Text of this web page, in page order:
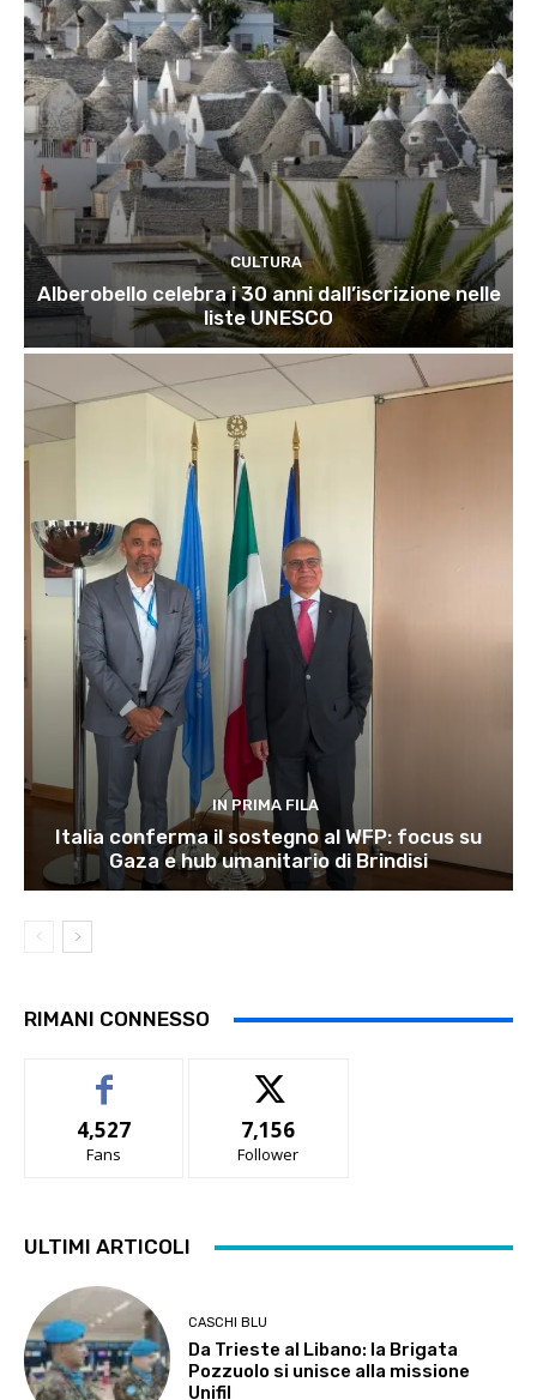
CULTURA
Alberobello celebra i 30 anni dall’iscrizione nelle
liste UNESCO
IN PRIMA FILA
Italia conferma il sostegno al WFP: focus su
Gaza e hub umanitario di Brindisi
RIMANI CONNESSO
4,527
Fans
7,156
Follower
ULTIMI ARTICOLI
CASCHI BLU
Da Trieste al Libano: la Brigata
Pozzuolo si unisce alla missione
Unifil